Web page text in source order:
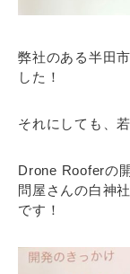
弊社のある半田
した！
それにしても、
Drone Rooferの
問屋さんの白神
です！